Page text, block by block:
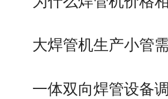
大焊管机生产小管
一体双向焊管设备